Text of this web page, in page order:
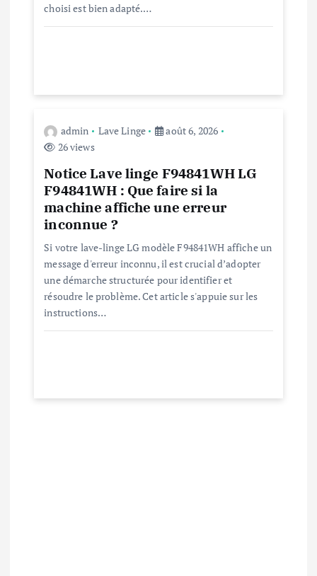
choisi est bien adapté.…
admin Lave Linge
août 6, 2026
26 views
Notice Lave linge F94841WH LG
F94841WH : Que faire si la
machine affiche une erreur
inconnue ?
Si votre lave-linge LG modèle F94841WH affiche un
message d'erreur inconnu, il est crucial d’adopter
une démarche structurée pour identifier et
résoudre le problème. Cet article s'appuie sur les
instructions…